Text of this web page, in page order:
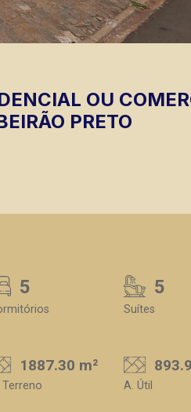
OU
PRETO
5 5
Suítes
1887.30 m²
Terreno A. Útil